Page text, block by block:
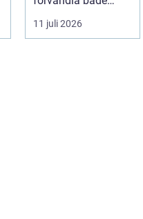
bostad och
arbetsplats på kort
11 juli 2026